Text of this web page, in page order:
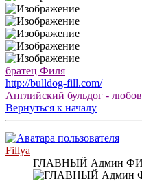
братец Филя
http://bulldog-fill.com/
Английский бульдог -
Вернуться к началу
Fillya
ГЛАВНЫЙ Админ